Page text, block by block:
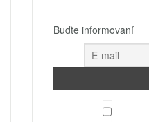
Buďte informovaní